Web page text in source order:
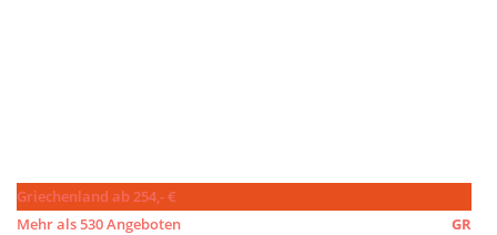
Griechenland ab 254,- €
GR
Mehr als 530 Angeboten